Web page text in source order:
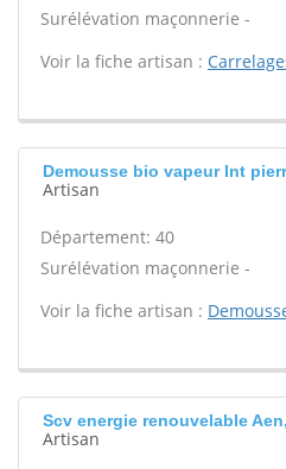
Surélévation maçonnerie -
Voir la fiche artisan :
Demousse bio vapeur Int
Artisan
Département: 40
Surélévation maçonnerie -
Voir la fiche artisan :
Scv energie renouvelable
Artisan